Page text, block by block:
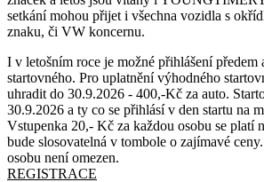
setkání mohou přijet i všechna vozidla s
znaku, či VW koncernu.
I v letošním roce je možné přihlášení předem
startovného. Pro uplatnění výhodného
uhradit do 30.9.2026 - 400,-Kč za auto.
30.9.2026 a ty co se přihlásí v den startu na
Vstupenka 20,- Kč za každou osobu se platí
bude slosovatelná v tombole o zajímavé
osobu není omezen.
REGISTRACE